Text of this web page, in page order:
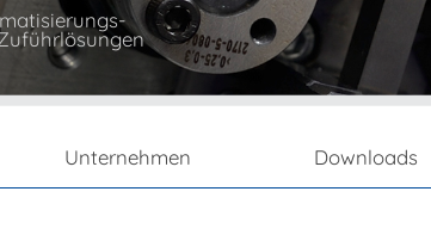
Unternehmen Downloads